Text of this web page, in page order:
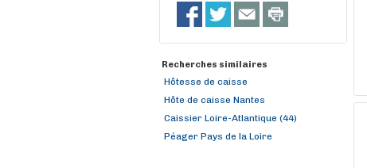
Recherches similaires
Hôtesse de caisse
Hôte de caisse Nantes
Caissier Loire-Atlantique (44)
Péager Pays de la Loire